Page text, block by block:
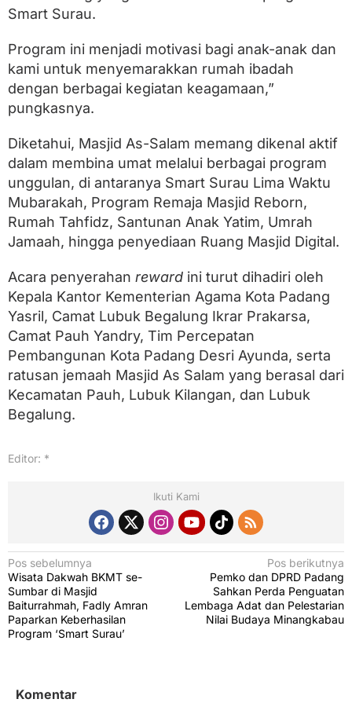
Smart Surau.
Program ini menjadi motivasi bagi anak-anak dan
kami untuk menyemarakkan rumah ibadah
dengan berbagai kegiatan keagamaan,”
pungkasnya.
Diketahui, Masjid As-Salam memang dikenal aktif
dalam membina umat melalui berbagai program
unggulan, di antaranya Smart Surau Lima Waktu
Mubarakah, Program Remaja Masjid Reborn,
Rumah Tahfidz, Santunan Anak Yatim, Umrah
Jamaah, hingga penyediaan Ruang Masjid Digital.
Acara penyerahan reward ini turut dihadiri oleh
Kepala Kantor Kementerian Agama Kota Padang
Yasril, Camat Lubuk Begalung Ikrar Prakarsa,
Camat Pauh Yandry, Tim Percepatan
Pembangunan Kota Padang Desri Ayunda, serta
ratusan jemaah Masjid As Salam yang berasal dari
Kecamatan Pauh, Lubuk Kilangan, dan Lubuk
Begalung.
Editor: *
Ikuti Kami
N
a
v
i
s
Pos sebelumnya
Wisata Dakwah BKMT se-
Sumbar di Masjid
Baiturrahmah, Fadly Amran
Paparkan Keberhasilan
Program ‘Smart Surau’
Pos berikutnya
Pemko dan DPRD Padang
Sahkan Perda Penguatan
Lembaga Adat dan Pelestarian
Nilai Budaya Minangkabau
Komentar